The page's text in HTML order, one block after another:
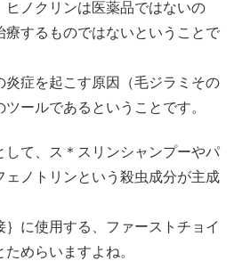
ノクリンは医薬品ではないの
療するものではないということで
症を起こす原因（毛ジラミその
ールであるということです。
て、ス＊スリンシャンプーやパ
ェノトリンという殺虫成分が主成
に使用する、ファーストチョイ
めらいますよね。